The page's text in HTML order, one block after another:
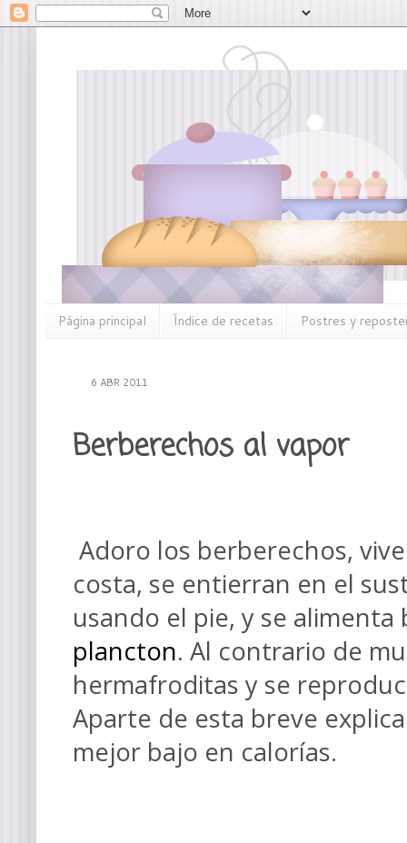
Página principal Índice de recetas Postres y
6 ABR 2011
Berberechos al vapor
Adoro los berberechos,
costa, se entierran en el
usando el pie, y se
plancton. Al contrario de
hermafroditas y se
Aparte de esta breve
mejor bajo en calorías.